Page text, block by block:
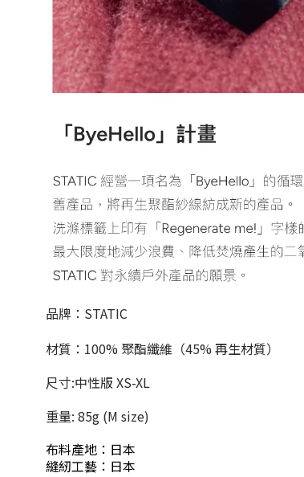
品牌：STATIC
材質：100% 聚酯纖維（45% 再生材質）
尺寸:中性版 XS-XL
重量: 85g (M size)
布料產地：日本
縫紉工藝：日本